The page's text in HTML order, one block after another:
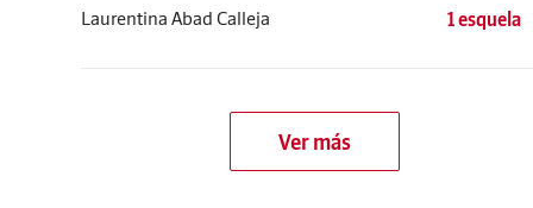
Laurentina Abad Calleja 1 esquela
Ver más